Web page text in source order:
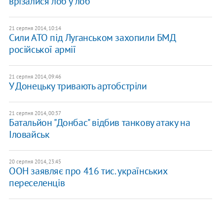
21 серпня 2014, 10:14
Сили АТО під Луганськом захопили БМД
російської армії
21 серпня 2014, 09:46
У Донецьку тривають артобстріли
21 серпня 2014, 00:37
Батальйон "Донбас" відбив танкову атаку на
Іловайськ
20 серпня 2014, 23:45
ООН заявляє про 416 тис. українських
переселенців